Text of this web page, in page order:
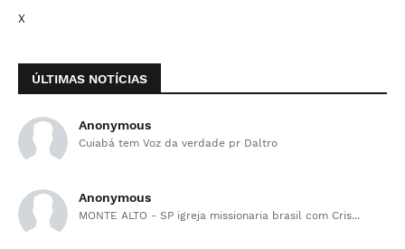
X
ÚLTIMAS NOTÍCIAS
Anonymous
Cuiabá tem Voz da verdade pr Daltro
Anonymous
MONTE ALTO - SP igreja missionaria brasil com Cris...